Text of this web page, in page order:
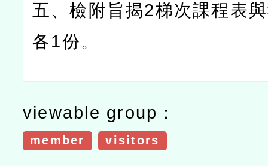
五、檢附旨揭2梯次課程表
各1份。
viewable group：
member visitors